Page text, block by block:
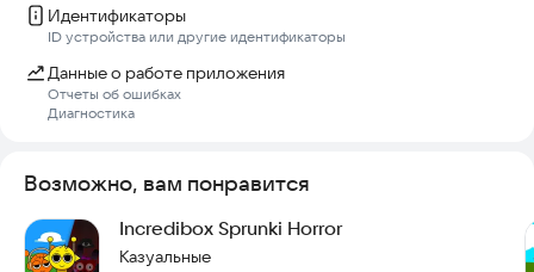
Идентификаторы
ID устройства или другие идентификаторы
Данные о работе приложения
Отчеты об ошибках
Диагностика
Возможно, вам понравится
Incredibox Sprunki Horror
Казуальные